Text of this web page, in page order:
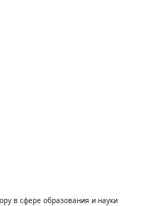
в сфере образования и науки